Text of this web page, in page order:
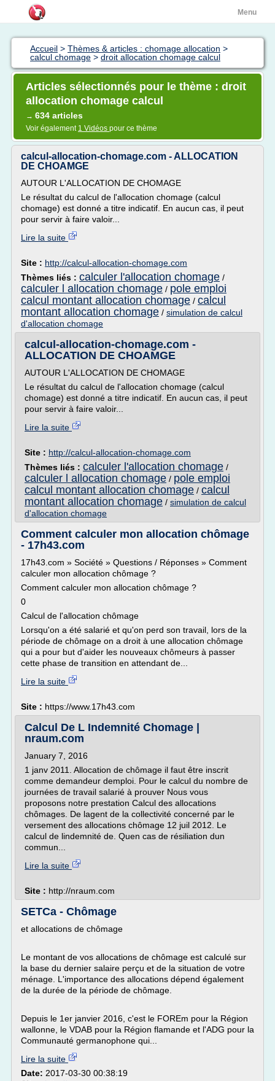
Menu
Accueil > Thèmes & articles : chomage allocation >
calcul chomage > droit allocation chomage calcul
Articles sélectionnés pour le thème : droit
allocation chomage calcul
→ 634 articles
Voir également 1 Vidéos pour ce thème
calcul-allocation-chomage.com - ALLOCATION
DE CHOAMGE
AUTOUR L'ALLOCATION DE CHOMAGE
Le résultat du calcul de l'allocation chomage (calcul
chomage) est donné a titre indicatif. En aucun cas, il peut
pour servir à faire valoir...
Lire la suite
Site : http://calcul-allocation-chomage.com
Thèmes liés : calculer l'allocation chomage /
calculer l allocation chomage / pole emploi
calcul montant allocation chomage / calcul
montant allocation chomage / simulation de calcul
d'allocation chomage
calcul-allocation-chomage.com -
ALLOCATION DE CHOAMGE
AUTOUR L'ALLOCATION DE CHOMAGE
Le résultat du calcul de l'allocation chomage (calcul
chomage) est donné a titre indicatif. En aucun cas, il peut
pour servir à faire valoir...
Lire la suite
Site : http://calcul-allocation-chomage.com
Thèmes liés : calculer l'allocation chomage /
calculer l allocation chomage / pole emploi
calcul montant allocation chomage / calcul
montant allocation chomage / simulation de calcul
d'allocation chomage
Comment calculer mon allocation chômage
- 17h43.com
17h43.com » Société » Questions / Réponses » Comment
calculer mon allocation chômage ?
Comment calculer mon allocation chômage ?
0
Calcul de l'allocation chômage
Lorsqu'on a été salarié et qu'on perd son travail, lors de la
période de chômage on a droit à une allocation chômage
qui a pour but d'aider les nouveaux chômeurs à passer
cette phase de transition en attendant de...
Lire la suite
Site : https://www.17h43.com
Calcul De L Indemnité Chomage |
nraum.com
January 7, 2016
1 janv 2011. Allocation de chômage il faut être inscrit
comme demandeur demploi. Pour le calcul du nombre de
journées de travail salarié à prouver Nous vous
proposons notre prestation Calcul des allocations
chômages. De lagent de la collectivité concerné par le
versement des allocations chômage 12 juil 2012. Le
calcul de lindemnité de. Quen cas de résiliation dun
commun...
Lire la suite
Site : http://nraum.com
SETCa - Chômage
et allocations de chômage
Le montant de vos allocations de chômage est calculé sur
la base du dernier salaire perçu et de la situation de votre
ménage. L'importance des allocations dépend également
de la durée de la période de chômage.
Depuis le 1er janvier 2016, c'est le FOREm pour la Région
wallonne, le VDAB pour la Région flamande et l'ADG pour la
Communauté germanophone qui...
Lire la suite
Date: 2017-03-30 00:38:19